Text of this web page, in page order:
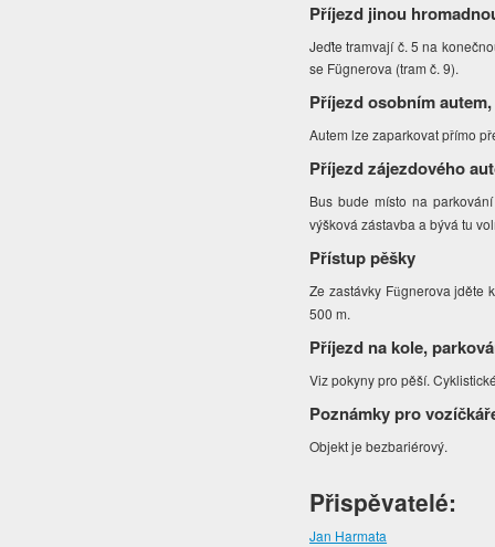
Příjezd jinou
Jeďte tramvají č. 5 na
se Fügnerova (tram č. 9).
Příjezd osobním
Autem lze zaparkovat přímo
Příjezd zájezdového
Bus bude místo na
výšková zástavba a bývá tu
Přístup pěšky
Ze zastávky Fügnerova jděte
500 m.
Příjezd na kole,
Viz pokyny pro pěší.
Poznámky pro
Objekt je bezbariérový.
Přispěvatelé:
Jan Harmata